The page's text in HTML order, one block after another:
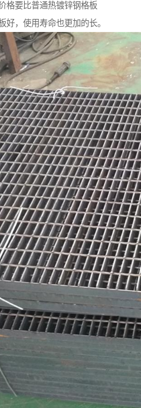
格要比普通热镀锌钢格板
好，使用寿命也更加的长。